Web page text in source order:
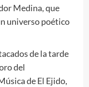
Medina, que
universo poético
de la tarde
del
de El Ejido,